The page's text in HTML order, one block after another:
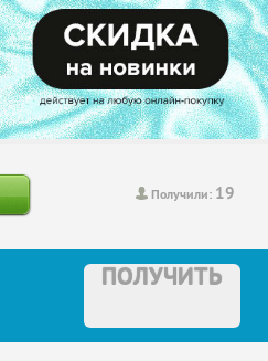
Получили: 19
ПОЛУЧИТЬ